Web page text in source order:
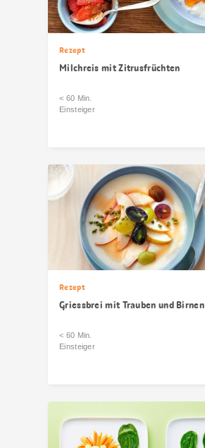
Rezept
Milchreis mit Zitrusfrüchten
< 60 Min.
Einsteiger
Rezept
Griessbrei mit Trauben und Birnen
< 60 Min.
Einsteiger